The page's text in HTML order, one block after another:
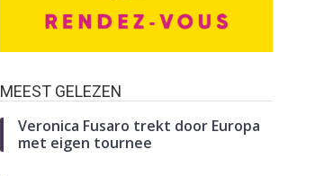
MEEST GELEZEN
Veronica Fusaro trekt door Europa
met eigen tournee